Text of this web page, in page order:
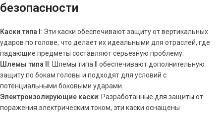
безопасности
Каски типа I : Эти каски обеспечивают защиту от вертикальных
ударов по голове, что делает их идеальными для отраслей, где
падающие предметы составляют серьезную проблему.
Шлемы типа II : Шлемы типа II обеспечивают дополнительную
защиту по бокам головы и подходят для условий с
потенциальными боковыми ударами.
Электроизолирующие каски: Разработанные для защиты от
поражения электрическим током, эти каски оснащены